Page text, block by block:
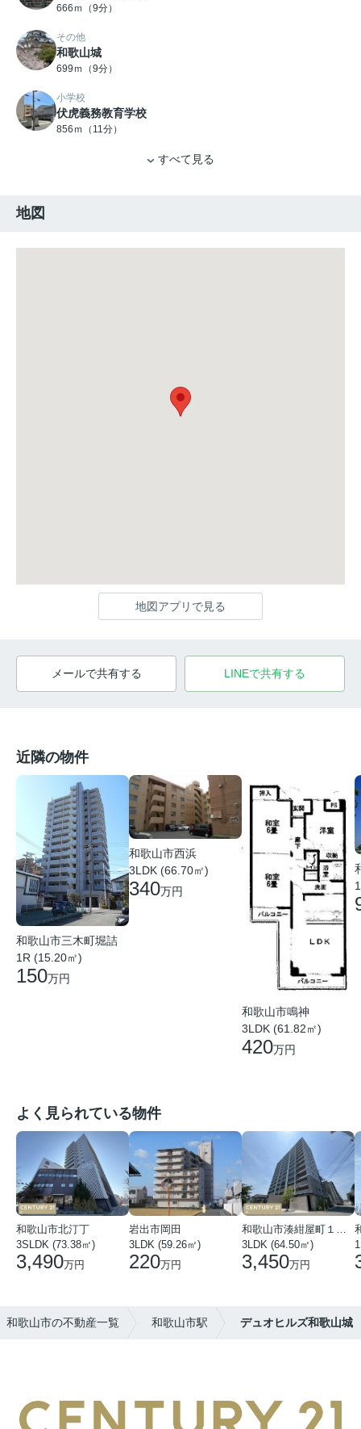
666ｍ（9分）
その他
和歌山城
699ｍ（9分）
小学校
伏虎義務教育学校
856ｍ（11分）
すべて見る
地図
地図アプリで見る
メールで共有する LINEで共有する
近隣の物件
和歌山市三木町堀詰
1R (15.20㎡)
150万円
和歌山市西浜
3LDK (66.70㎡)
340万円
和歌山市鳴神
3LDK (61.82㎡)
420万円
よく見られている物件
和歌山市北汀丁
3SLDK (73.38㎡)
3,490万円
岩出市岡田
3LDK (59.26㎡)
220万円
3LDK (64.50㎡)
3,450万円
和歌山市の不動産一覧 和歌山市駅 デュオヒルズ和歌山城